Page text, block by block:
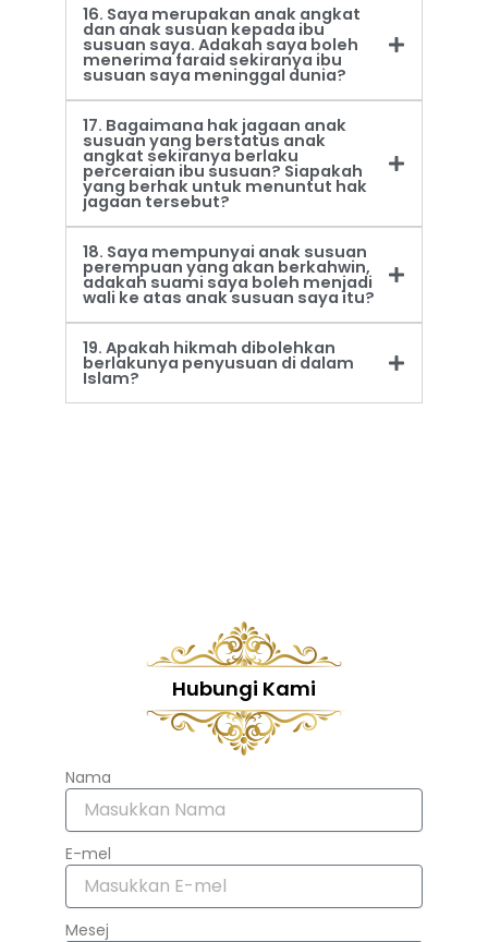
16. Saya merupakan anak angkat
dan anak susuan kepada ibu
susuan saya. Adakah saya boleh
menerima faraid sekiranya ibu
susuan saya meninggal dunia?
17. Bagaimana hak jagaan anak
susuan yang berstatus anak
angkat sekiranya berlaku
perceraian ibu susuan? Siapakah
yang berhak untuk menuntut hak
jagaan tersebut?
18. Saya mempunyai anak susuan
perempuan yang akan berkahwin,
adakah suami saya boleh menjadi
wali ke atas anak susuan saya itu?
19. Apakah hikmah dibolehkan
berlakunya penyusuan di dalam
Islam?
Hubungi Kami
Nama
E-mel
Mesej